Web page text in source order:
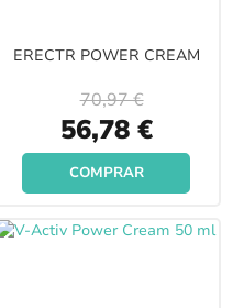
ERECTR POWER CREAM
Special
Price
56,78 €
70,97 €
COMPRAR